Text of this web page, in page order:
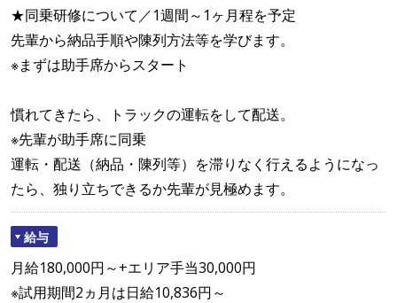
★同乗研修について／1週間～1ヶ月程を予定
先輩から納品手順や陳列方法等を学びます。
※まずは助手席からスタート
慣れてきたら、トラックの運転をして配送。
※先輩が助手席に同乗
運転・配送（納品・陳列等）を滞りなく行えるようになっ
たら、独り立ちできるか先輩が見極めます。
給与
月給180,000円～+エリア手当30,000円
※試用期間2ヵ月は日給10,836円～